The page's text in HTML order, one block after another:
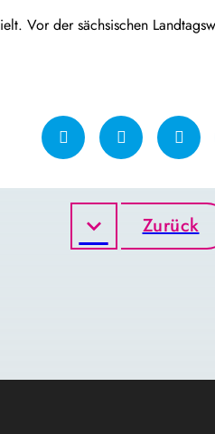
Vor der sächsischen
Zurück